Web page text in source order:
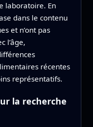
laboratoire. En
dans le contenu
et n’ont pas
l’âge,
récentes
représentatifs.
la recherche